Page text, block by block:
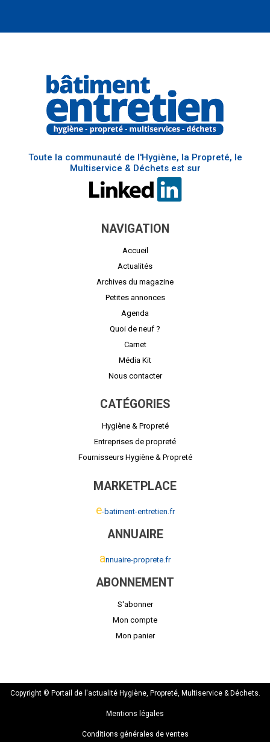
Toute la communauté de l'Hygiène, la Propreté, le
Multiservice & Déchets est sur
NAVIGATION
Accueil
Actualités
Archives du magazine
Petites annonces
Agenda
Quoi de neuf ?
Carnet
Média Kit
Nous contacter
CATÉGORIES
Hygiène & Propreté
Entreprises de propreté
Fournisseurs Hygiène & Propreté
MARKETPLACE
e-batiment-entretien.fr
ANNUAIRE
annuaire-proprete.fr
ABONNEMENT
S'abonner
Mon compte
Mon panier
Copyright © Portail de l'actualité Hygiène, Propreté, Multiservice & Déchets.
Mentions légales
Conditions générales de ventes